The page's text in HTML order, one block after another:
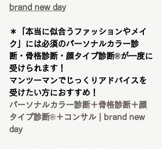
brand new day
＊「本当に似合うファッションやメイ
ク」には必須のパーソナルカラー診
断・骨格診断・顔タイプ診断®︎が一度に
受けられます！
マンツーマンでじっくりアドバイスを
受けたい方におすすめ！
パーソナルカラー診断＋骨格診断＋顔
タイプ診断®︎＋コンサル | brand new
day